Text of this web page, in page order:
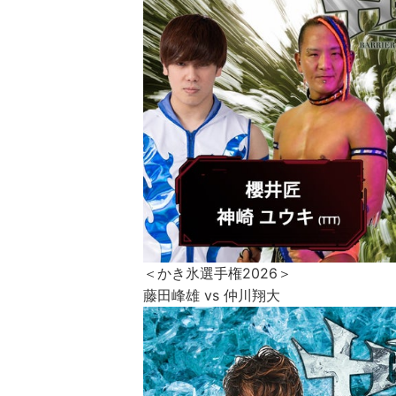
＜かき氷選手権2026＞
藤田峰雄 vs 仲川翔大